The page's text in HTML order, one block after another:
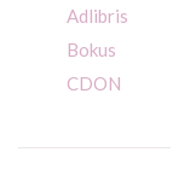
Adlibris
Bokus
CDON